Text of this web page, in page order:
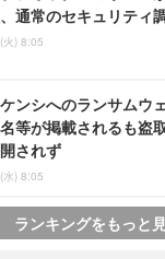
通常のセキュリティ
) 8:05
ンシへのランサムウ
等が掲載されるも盗
されず
) 8:05
ランキングをもっと